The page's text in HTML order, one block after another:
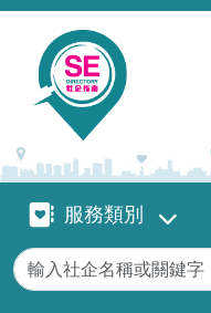
移至主內容
服務類別服務類別
關鍵字